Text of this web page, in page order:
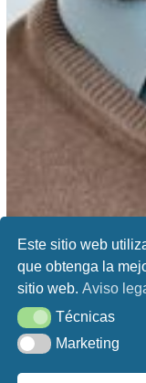
Este sitio web
que obtenga la
sitio web.Aviso
TécnicasTécnicas
MarketingMarketing